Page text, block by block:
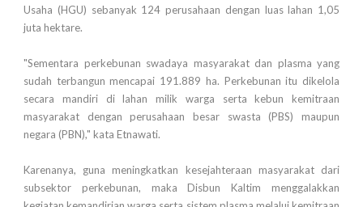
Usaha (HGU) sebanyak 124 perusahaan dengan luas lahan 1,05
juta hektare.
"Sementara perkebunan swadaya masyarakat dan plasma yang
sudah terbangun mencapai 191.889 ha. Perkebunan itu dikelola
secara mandiri di lahan milik warga serta kebun kemitraan
masyarakat dengan perusahaan besar swasta (PBS) maupun
negara (PBN)," kata Etnawati.
Karenanya, guna meningkatkan kesejahteraan masyarakat dari
subsektor perkebunan, maka Disbun Kaltim menggalakkan